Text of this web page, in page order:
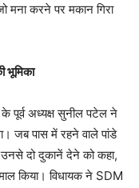
मना करने पर मकान गिरा
भूमिका
के पूर्व अध्यक्ष सुनील पटेल ने
जब पास में रहने वाले पांडे
उनसे दो दुकानें देने को कहा,
किया। विधायक ने SDM